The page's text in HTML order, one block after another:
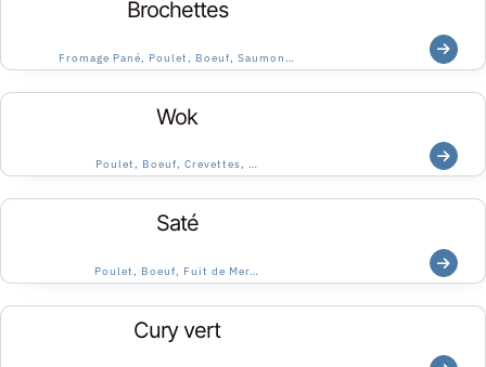
Brochettes
Fromage Pané, Poulet, Boeuf, Saumon…
Wok
Poulet, Boeuf, Crevettes, …
Saté
Poulet, Boeuf, Fuit de Mer…
Cury vert